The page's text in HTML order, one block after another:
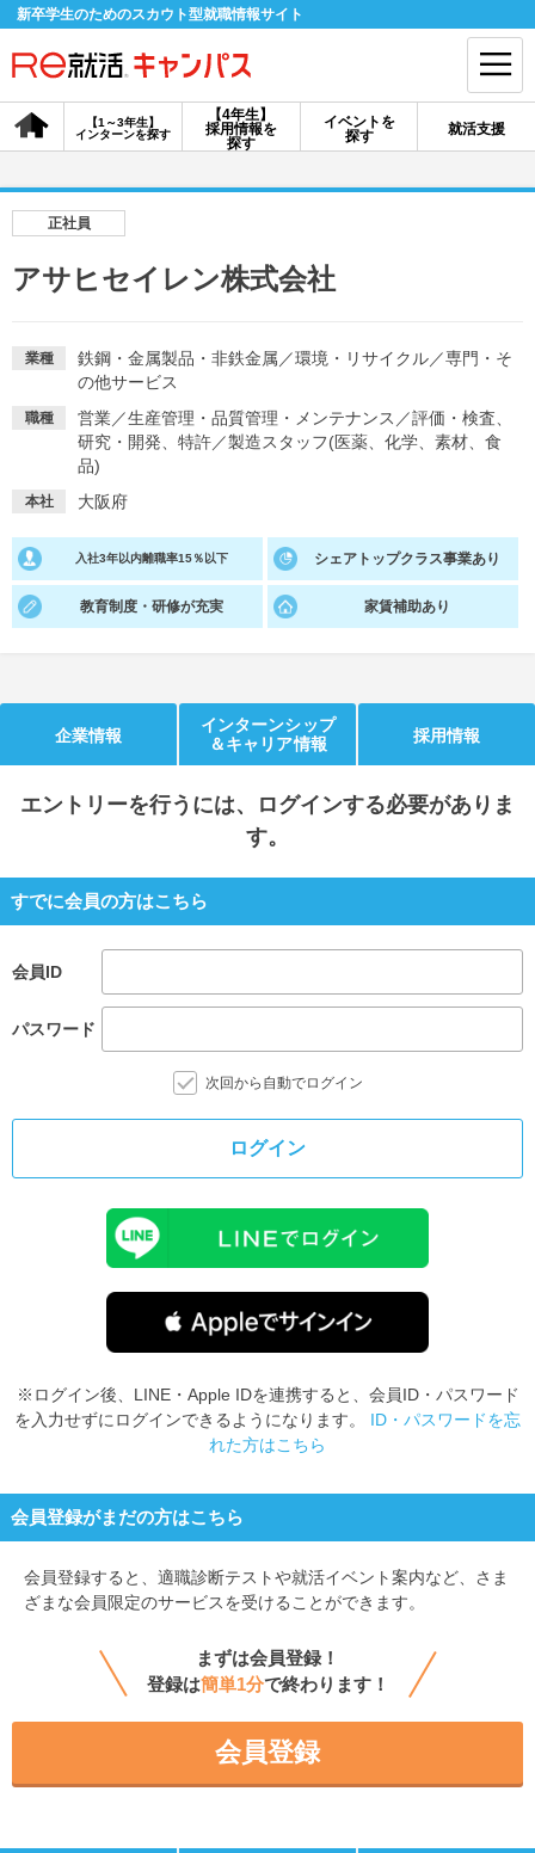
新卒学生のためのスカウト型就職情報サイト
【4年生】
採用情報を
探す
【1～3年生】
インターンを探す
イベントを
探す
就活支援
会員登録 ログイン
採用情報を探す
説明会を探す
インターンを探す
イベントを探す スカウト お知らせ
就活ノウハウ・サポート
就活支援
就活ノウハウが満載！
就活コラム
お役立ち記事・相談室など
あなたに合う仕事を診断！ 動画で対策講座をチェック
就活ニュースペーパー
正社員
アサヒセイレン株式会社
業種 鉄鋼・金属製品・非鉄金属 ／環境・リサイクル／専門・そ
の他サービス
職種 営業／生産管理・品質管理・メンテナンス ／評価・検査、
研究・開発、特許／製造スタッフ(医薬、化学、素材、食
品)
本社 大阪府
入社3年以内離職率15％以下 シェアトップクラス事業あり
教育制度・研修が充実 家賃補助あり
企業情報
インターンシップ
＆キャリア情報
採用情報
エントリーを行うには、ログインする必要がありま
す。
すでに会員の方はこちら
会員ID
パスワード
次回から自動でログイン
ログイン
※ログイン後、LINE・Apple IDを連携すると、会員ID・パスワード
を入力せずにログインできるようになります。 ID・パスワードを忘
れた方はこちら
会員登録がまだの方はこちら
会員登録すると、 適職診断テストや就活イベント案内など、さま
ざまな会員限定のサービスを受けることができます。
まずは会員登録！
登録は簡単1分で終わります！
会員登録